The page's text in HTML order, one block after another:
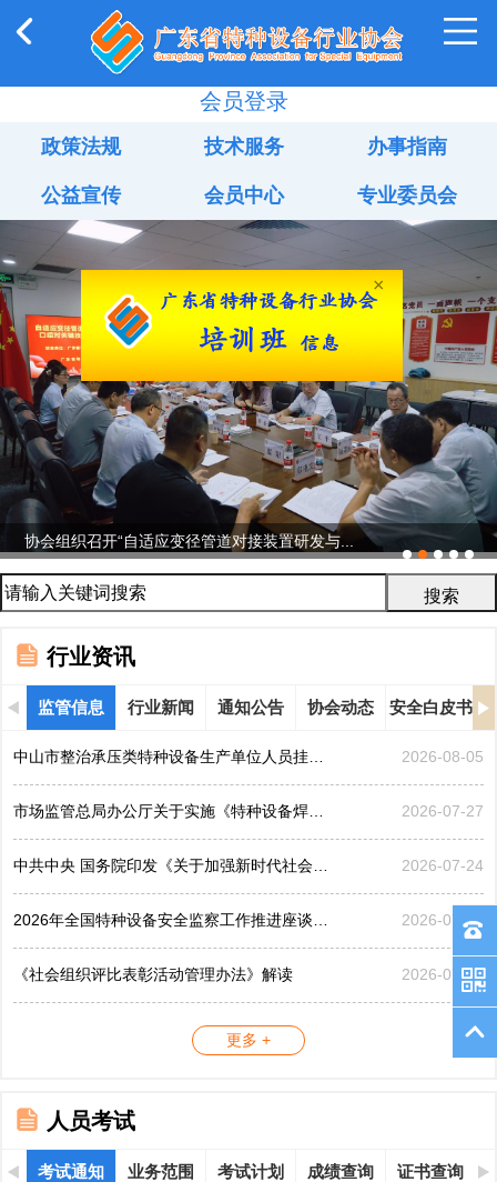
会员登录
政策法规 技术服务 办事指南
公益宣传 会员中心 专业委员会
协会组织召开“自适应变径管道对接装置研发与...
行业资讯
监管信息 行业新闻 通知公告 协会动态 安全白皮书
中山市整治承压类特种设备生产单位人员挂靠、临时凑岗、... 2026-08-05
市场监管总局办公厅关于实施《特种设备焊接操作人员考核... 2026-07-27
中共中央 国务院印发《关于加强新时代社会工作的意见》 2026-07-24
2026年全国特种设备安全监察工作推进座谈会在黑龙江哈... 2026-07-21
《社会组织评比表彰活动管理办法》解读 2026-07-17
更多 +
人员考试
考试通知 业务范围 考试计划 成绩查询 证书查询
×